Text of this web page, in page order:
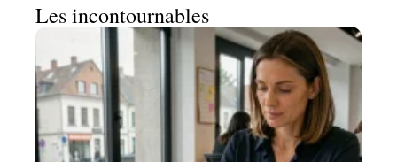
Les incontournables